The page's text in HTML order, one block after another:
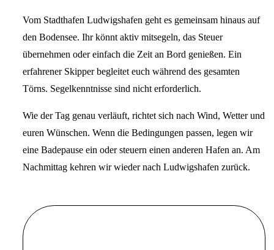
Vom Stadthafen Ludwigshafen geht es gemeinsam hinaus auf
den Bodensee. Ihr könnt aktiv mitsegeln, das Steuer
übernehmen oder einfach die Zeit an Bord genießen. Ein
erfahrener Skipper begleitet euch während des gesamten
Törns. Segelkenntnisse sind nicht erforderlich.
Wie der Tag genau verläuft, richtet sich nach Wind, Wetter und
euren Wünschen. Wenn die Bedingungen passen, legen wir
eine Badepause ein oder steuern einen anderen Hafen an. Am
Nachmittag kehren wir wieder nach Ludwigshafen zurück.